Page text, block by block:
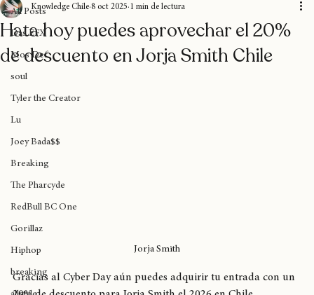
All Posts
Das EFX
Mos Def
soul
Tyler the Creator
Lu
Joey Bada$$
Breaking
The Pharcyde
RedBull BC One
Gorillaz
Hiphop
All Posts
Hata hoy puedes aprovechar el 20%
de descuento en Jorja Smith Chile
Knowledge Chile 8 oct 2025 1 min de lectura
Jorja Smith